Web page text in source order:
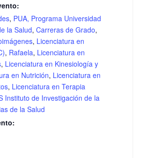
, PUA, Programa Universidad
la Salud, Carreras de Grado,
, Licenciatura en
, Rafaela, Licenciatura en
, Licenciatura en Kinesiología y
en Nutrición, Licenciatura en
, Licenciatura en Terapia
Instituto de Investigación de la
de la Salud